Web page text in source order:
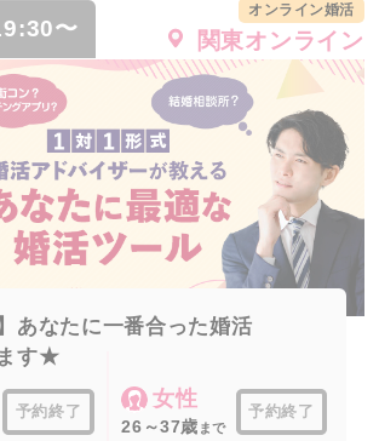
〜
オンライン婚活
関東オンライン
あなたに一番合った婚活
す★
予約終了
女性
26～37歳 まで
予約終了